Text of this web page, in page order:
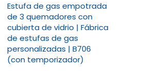
Estufa de gas empotrada
de 3 quemadores con
cubierta de vidrio | Fábrica
de estufas de gas
personalizadas | B706
(con temporizador)